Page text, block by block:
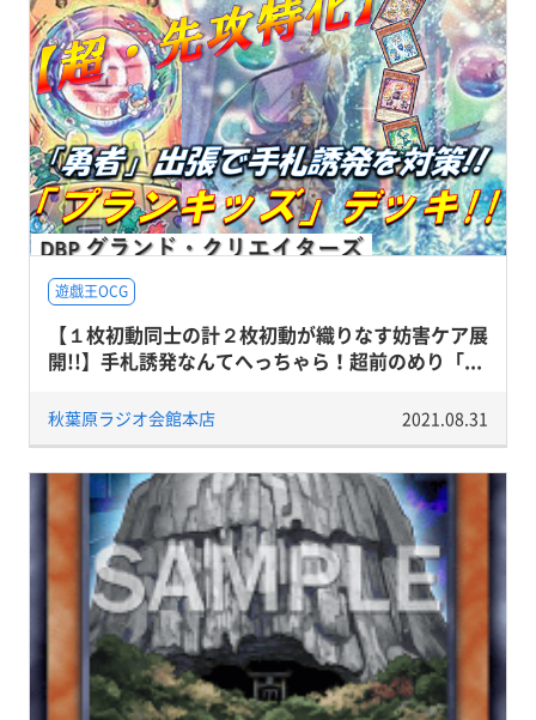
遊戯王OCG
【１枚初動同士の計２枚初動が織りなす妨害ケア展
開!!】手札誘発なんてへっちゃら！超前のめり「...
秋葉原ラジオ会館本店 2021.08.31